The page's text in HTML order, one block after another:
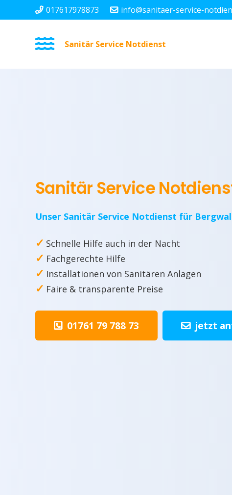
017617978873 info@sanitaer-service-
Sanitär Service Notdienst
Sanitär Service
Unser Sanitär Service Notdienst für
✓ Schnelle Hilfe auch in der Nacht
✓ Fachgerechte Hilfe
✓ Installationen von Sanitären Anlagen
✓ Faire & transparente Preise
01761 79 788 73 jetzt